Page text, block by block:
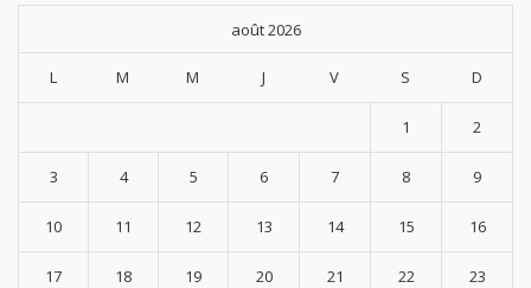
août 2026
L M M J V S D
1 2
3 4 5 6 7 8 9
10 11 12 13 14 15 16
17 18 19 20 21 22 23